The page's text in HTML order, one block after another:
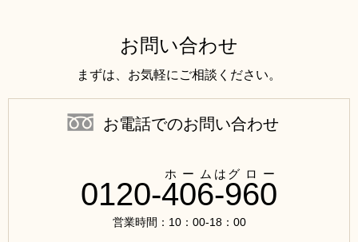
お問い合わせ
まずは、お気軽にご相談ください。
お電話でのお問い合わせ
0120-406-960
営業時間：10：00-18：00